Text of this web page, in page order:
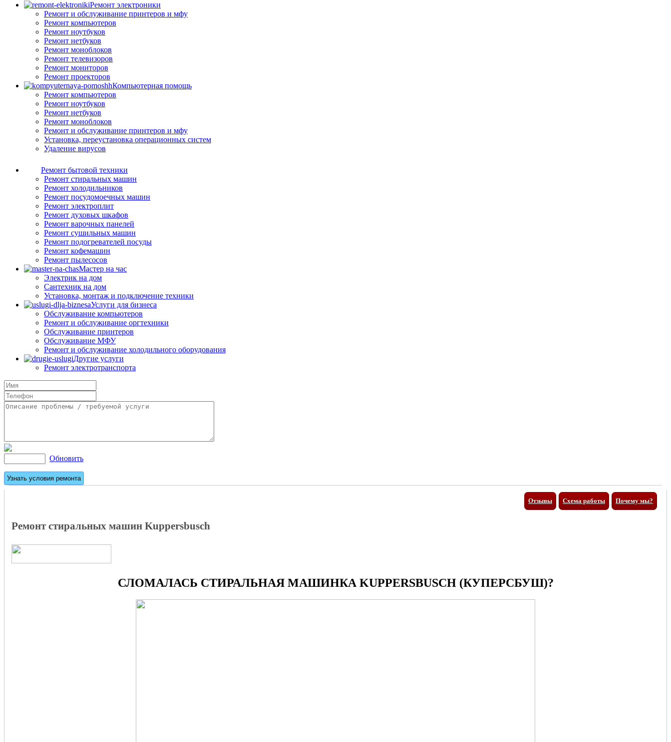
Ремонт электроники
Ремонт и обслуживание принтеров и мфу
Ремонт компьютеров
Ремонт ноутбуков
Ремонт нетбуков
Ремонт моноблоков
Ремонт телевизоров
Ремонт мониторов
Ремонт проекторов
Компьютерная помощь
Ремонт компьютеров
Ремонт ноутбуков
Ремонт нетбуков
Ремонт моноблоков
Ремонт и обслуживание принтеров и мфу
Установка, переустановка операционных систем
Удаление вирусов
Ремонт бытовой техники
Ремонт стиральных машин
Ремонт холодильников
Ремонт посудомоечных машин
Ремонт электроплит
Ремонт духовых шкафов
Ремонт варочных панелей
Ремонт сушильных машин
Ремонт подогревателей посуды
Ремонт кофемашин
Ремонт пылесосов
Мастер на час
Электрик на дом
Сантехник на дом
Установка, монтаж и подключение техники
Услуги для бизнеса
Обслуживание компьютеров
Ремонт и обслуживание оргтехники
Обслуживание принтеров
Обслуживание МФУ
Ремонт и обслуживание холодильного оборудования
Другие услуги
Ремонт электротранспорта
Обновить
Отзывы Почему мы?
Схема работы
Ремонт стиральных машин Kuppersbusch
СЛОМАЛАСЬ СТИРАЛЬНАЯ МАШИНКА KUPPERSBUSCH (КУПЕРСБУШ)?